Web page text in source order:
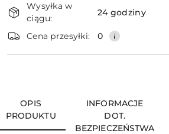
i
dostawa
Wysyłka w
ciągu:
24 godziny
Cena przesyłki: 0
OPIS
PRODUKTU
INFORMACJE
DOT.
BEZPIECZEŃSTWA